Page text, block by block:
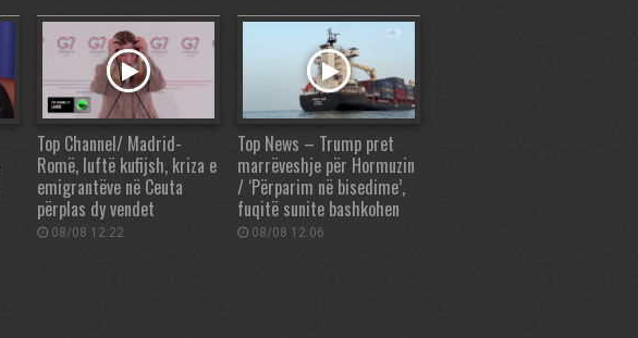
Top Channel/ Madrid-
Romë, luftë kufijsh, kriza e
emigrantëve në Ceuta
përplas dy vendet
08/08 12:22
Top News – Trump pret
marrëveshje për Hormuzin
/ ‘Përparim në bisedime’,
fuqitë sunite bashkohen
08/08 12:06